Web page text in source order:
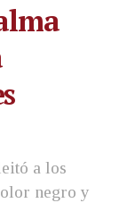
a los
negro y